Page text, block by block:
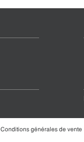
Conditions générales de vente